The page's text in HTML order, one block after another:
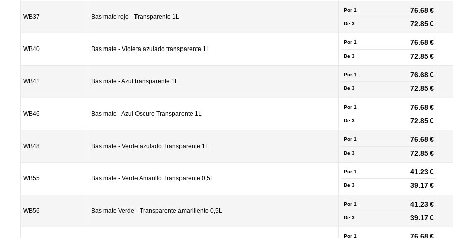
WB37 Bas mate rojo - Transparente 1L
Por 1 76.68 €
De 3 72.85 €
WB40 Bas mate - Violeta azulado transparente 1L
Por 1 76.68 €
De 3 72.85 €
WB41 Bas mate - Azul transparente 1L
Por 1 76.68 €
De 3 72.85 €
WB46 Bas mate - Azul Oscuro Transparente 1L
Por 1 76.68 €
De 3 72.85 €
WB48 Bas mate - Verde azulado Transparente 1L
Por 1 76.68 €
De 3 72.85 €
WB55 Bas mate - Verde Amarillo Transparente 0,5L
Por 1 41.23 €
De 3 39.17 €
WB56 Bas mate Verde - Transparente amarillento 0,5L
Por 1 41.23 €
De 3 39.17 €
Por 1